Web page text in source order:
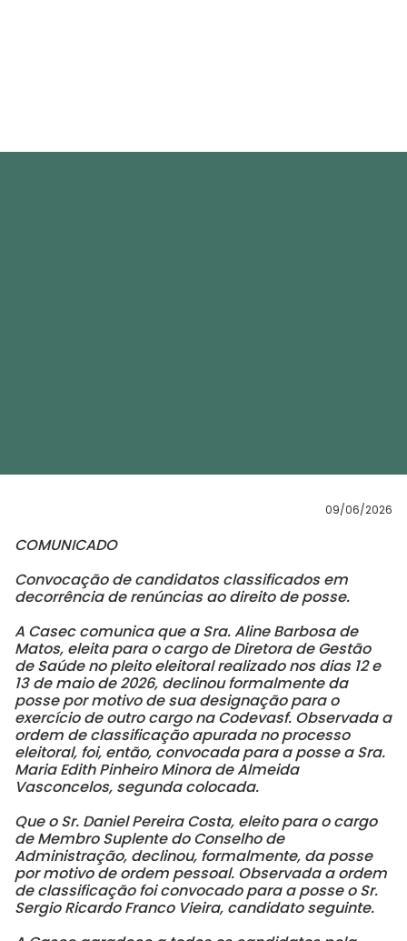
09/06/2026
COMUNICADO
Convocação de candidatos classificados em
decorrência de renúncias ao direito de posse.
A Casec comunica que a Sra. Aline Barbosa de
Matos, eleita para o cargo de Diretora de Gestão
de Saúde no pleito eleitoral realizado nos dias 12 e
13 de maio de 2026, declinou formalmente da
posse por motivo de sua designação para o
exercício de outro cargo na Codevasf. Observada a
ordem de classificação apurada no processo
eleitoral, foi, então, convocada para a posse a Sra.
Maria Edith Pinheiro Minora de Almeida
Vasconcelos, segunda colocada.
Que o Sr. Daniel Pereira Costa, eleito para o cargo
de Membro Suplente do Conselho de
Administração, declinou, formalmente, da posse
por motivo de ordem pessoal. Observada a ordem
de classificação foi convocado para a posse o Sr.
Sergio Ricardo Franco Vieira, candidato seguinte.